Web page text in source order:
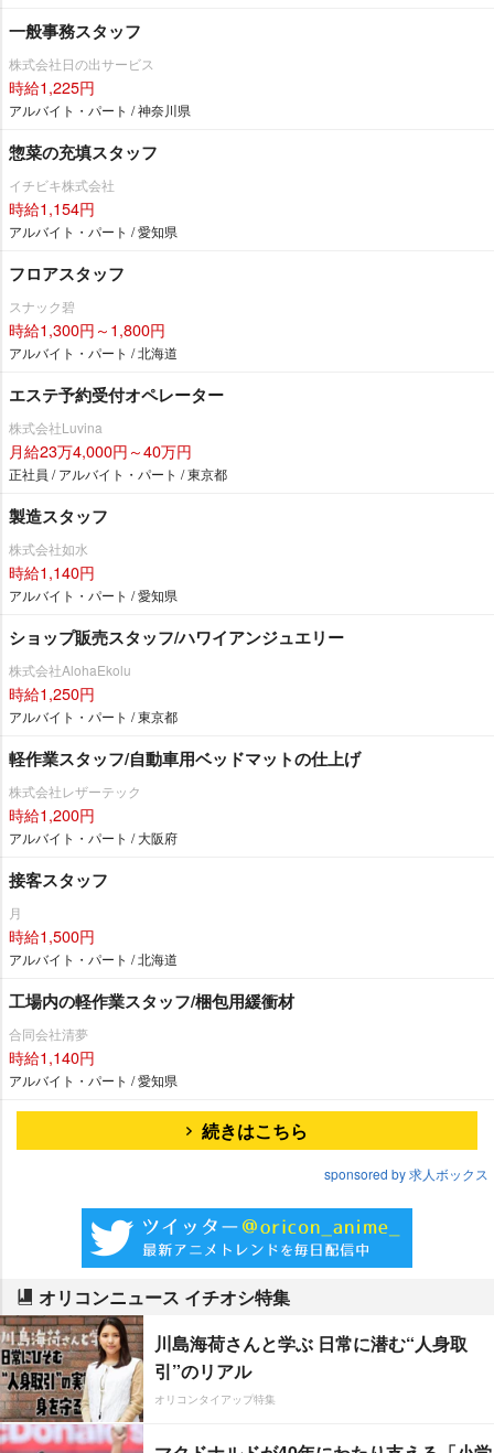
一般事務スタッフ
株式会社日の出サービス
時給1,225円
アルバイト・パート / 神奈川県
惣菜の充填スタッフ
イチビキ株式会社
時給1,154円
アルバイト・パート / 愛知県
フロアスタッフ
スナック碧
時給1,300円～1,800円
アルバイト・パート / 北海道
エステ予約受付オペレーター
株式会社Luvina
月給23万4,000円～40万円
正社員 / アルバイト・パート / 東京都
製造スタッフ
株式会社如水
時給1,140円
アルバイト・パート / 愛知県
ショップ販売スタッフ/ハワイアンジュエリー
株式会社AlohaEkolu
時給1,250円
アルバイト・パート / 東京都
軽作業スタッフ/自動車用ベッドマットの仕上げ
株式会社レザーテック
時給1,200円
アルバイト・パート / 大阪府
接客スタッフ
月
時給1,500円
アルバイト・パート / 北海道
工場内の軽作業スタッフ/梱包用緩衝材
合同会社清夢
時給1,140円
アルバイト・パート / 愛知県
続きはこちら
sponsored by 求人ボックス
オリコンニュース イチオシ特集
川島海荷さんと学ぶ 日常に潜む“人身取
引”のリアル
オリコンタイアップ特集